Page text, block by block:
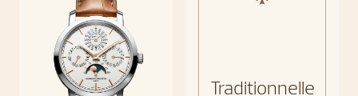
Traditionnelle